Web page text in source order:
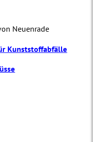
Neuenrade
Kunststoffabfälle